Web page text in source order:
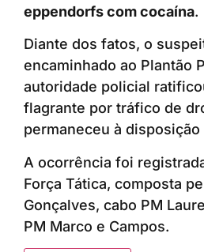
eppendorfs com cocaína.
Diante dos fatos, o
encaminhado ao Plantão
autoridade policial
flagrante por tráfico de
permaneceu à disposição
A ocorrência foi
Força Tática, composta
Gonçalves, cabo PM
PM Marco e Campos.
Anunciar ou